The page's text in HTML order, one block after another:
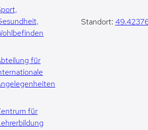
für
für
Standort: